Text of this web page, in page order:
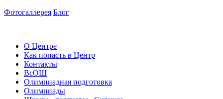
Фотогаллерея Блог
О Центре
Как попасть в Центр
Контакты
ВсОШ
Олимпиадная подготовка
Олимпиады